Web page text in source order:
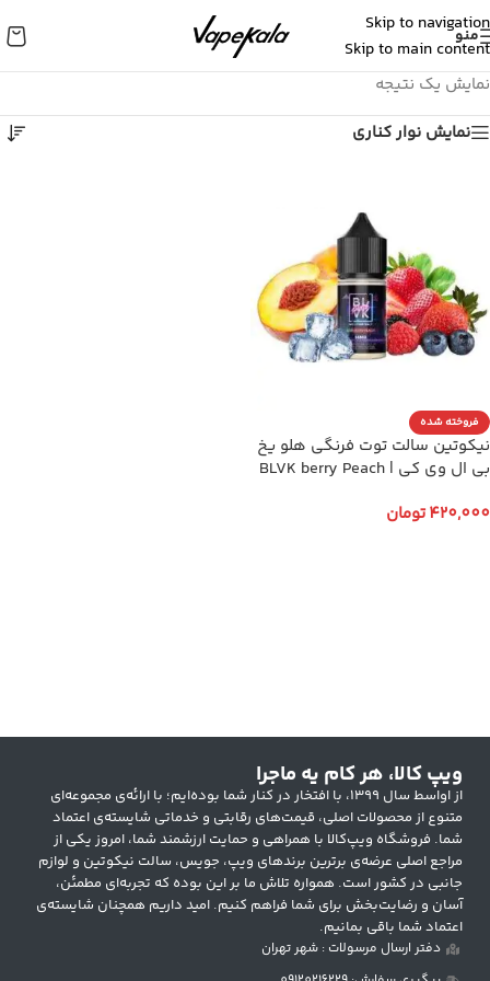
Skip to navigation
Skip to main content
منو
نمایش یک نتیجه
نمایش نوار کناری
فروخته شده
نیکوتین سالت توت فرنگی هلو یخ
بی ال وی کی | BLVK berry Peach
420,000تومان
ویپ کالا، هر کام یه ماجرا
از اواسط سال ۱۳۹۹، با افتخار در کنار شما بوده‌ایم؛ با ارائه‌ی مجموعه‌ای
متنوع از محصولات اصلی، قیمت‌های رقابتی و خدماتی شایسته‌ی اعتماد
شما. فروشگاه ویپ‌کالا با همراهی و حمایت ارزشمند شما، امروز یکی از
مراجع اصلی عرضه‌ی برترین برندهای ویپ، جویس، سالت نیکوتین و لوازم
جانبی در کشور است. همواره تلاش ما بر این بوده که تجربه‌ای مطمئن،
آسان و رضایت‌بخش برای شما فراهم کنیم. امید داریم همچنان شایسته‌ی
اعتماد شما باقی بمانیم.
دفتر ارسال مرسولات : شهر تهران